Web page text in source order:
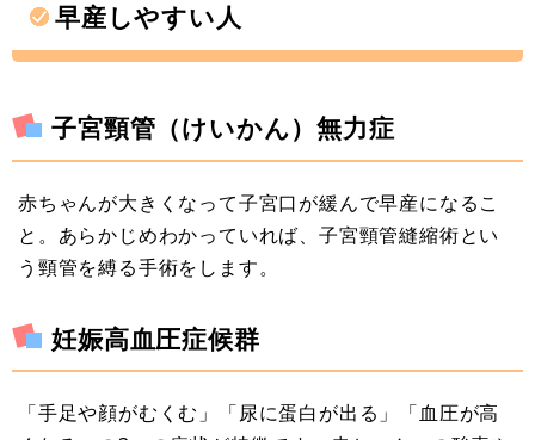
早産しやすい人
子宮頸管（けいかん）無力症
赤ちゃんが大きくなって子宮口が緩んで早産になるこ
と。あらかじめわかっていれば、子宮頸管縫縮術とい
う頸管を縛る手術をします。
妊娠高血圧症候群
「手足や顔がむくむ」「尿に蛋白が出る」「血圧が高